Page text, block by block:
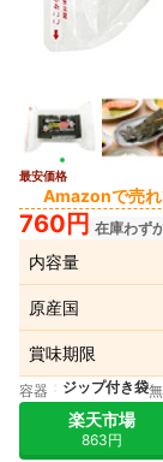
最安価格
Amazonで売れ
760円 在庫わず
内容量
原産国
賞味期限
容器 ジップ付き袋
楽天市場
863円